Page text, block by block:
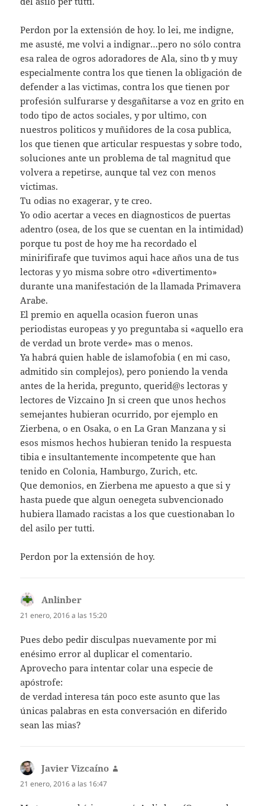
Perdon por la extensión de hoy. lo lei, me indigne,
me asusté, me volvi a indignar…pero no sólo contra
esa ralea de ogros adoradores de Ala, sino tb y muy
especialmente contra los que tienen la obligación de
defender a las victimas, contra los que tienen por
profesión sulfurarse y desgañitarse a voz en grito en
todo tipo de actos sociales, y por ultimo, con
nuestros politicos y muñidores de la cosa publica,
los que tienen que articular respuestas y sobre todo,
soluciones ante un problema de tal magnitud que
volvera a repetirse, aunque tal vez con menos
victimas.
Tu odias no exagerar, y te creo.
Yo odio acertar a veces en diagnosticos de puertas
adentro (osea, de los que se cuentan en la intimidad)
porque tu post de hoy me ha recordado el
minirifirafe que tuvimos aqui hace años una de tus
lectoras y yo misma sobre otro «divertimento»
durante una manifestación de la llamada Primavera
Arabe.
El premio en aquella ocasion fueron unas
periodistas europeas y yo preguntaba si «aquello era
de verdad un brote verde» mas o menos.
Ya habrá quien hable de islamofobia ( en mi caso,
admitido sin complejos), pero poniendo la venda
antes de la herida, pregunto, querid@s lectoras y
lectores de Vizcaino Jn si creen que unos hechos
semejantes hubieran ocurrido, por ejemplo en
Zierbena, o en Osaka, o en La Gran Manzana y si
esos mismos hechos hubieran tenido la respuesta
tibia e insultantemente incompetente que han
tenido en Colonia, Hamburgo, Zurich, etc.
Que demonios, en Zierbena me apuesto a que si y
hasta puede que algun oenegeta subvencionado
hubiera llamado racistas a los que cuestionaban lo
del asilo per tutti.
Perdon por la extensión de hoy.
Anlinber
21 enero, 2016 a las 15:20
Pues debo pedir disculpas nuevamente por mi
enésimo error al duplicar el comentario.
Aprovecho para intentar colar una especie de
apóstrofe:
de verdad interesa tán poco este asunto que las
únicas palabras en esta conversación en diferido
sean las mias?
Javier Vizcaíno
21 enero, 2016 a las 16:47